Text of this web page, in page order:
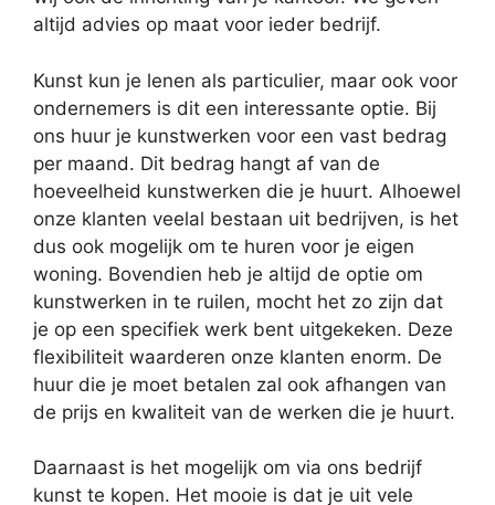
altijd advies op maat voor ieder bedrijf.
Kunst kun je lenen als particulier, maar ook voor
ondernemers is dit een interessante optie. Bij
ons huur je kunstwerken voor een vast bedrag
per maand. Dit bedrag hangt af van de
hoeveelheid kunstwerken die je huurt. Alhoewel
onze klanten veelal bestaan uit bedrijven, is het
dus ook mogelijk om te huren voor je eigen
woning. Bovendien heb je altijd de optie om
kunstwerken in te ruilen, mocht het zo zijn dat
je op een specifiek werk bent uitgekeken. Deze
flexibiliteit waarderen onze klanten enorm. De
huur die je moet betalen zal ook afhangen van
de prijs en kwaliteit van de werken die je huurt.
Daarnaast is het mogelijk om via ons bedrijf
kunst te kopen. Het mooie is dat je uit vele